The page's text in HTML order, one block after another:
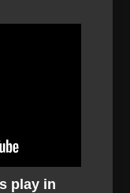
play in